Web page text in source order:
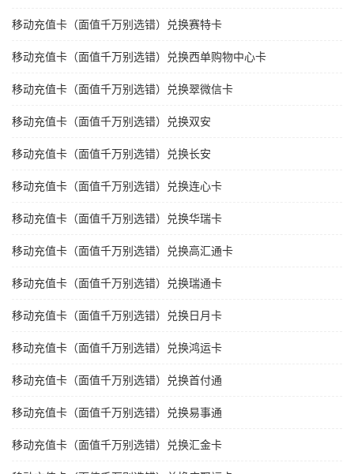
移动充值卡（面值千万别选错）兑换赛特卡
移动充值卡（面值千万别选错）兑换西单购物中心卡
移动充值卡（面值千万别选错）兑换翠微信卡
移动充值卡（面值千万别选错）兑换双安
移动充值卡（面值千万别选错）兑换长安
移动充值卡（面值千万别选错）兑换连心卡
移动充值卡（面值千万别选错）兑换华瑞卡
移动充值卡（面值千万别选错）兑换高汇通卡
移动充值卡（面值千万别选错）兑换瑞通卡
移动充值卡（面值千万别选错）兑换日月卡
移动充值卡（面值千万别选错）兑换鸿运卡
移动充值卡（面值千万别选错）兑换首付通
移动充值卡（面值千万别选错）兑换易事通
移动充值卡（面值千万别选错）兑换汇金卡